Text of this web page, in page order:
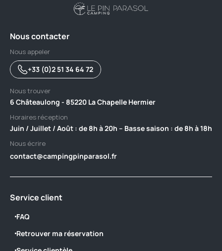
Nous contacter
Nous appeler
+33 (0)2 51 34 64 72
Nous trouver
6 Châteaulong - 85220 La Chapelle Hermier
Horaires réception
Juin / Juillet / Août : de 8h à 20h – Basse saison : de 8h à 18h
Nous écrire
contact@campingpinparasol.fr
Service client
FAQ
Retrouver ma réservation